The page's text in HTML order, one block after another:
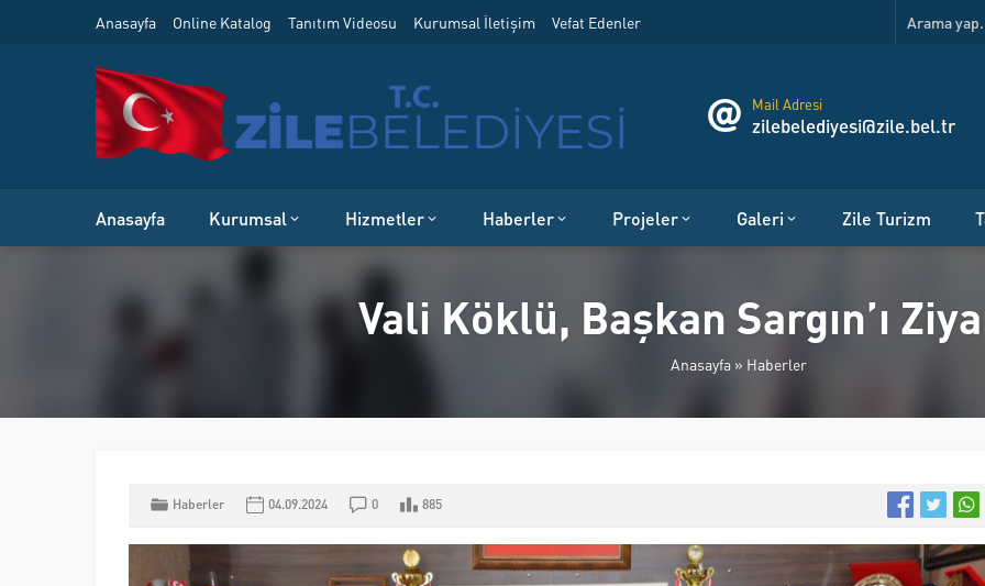
Anasayfa Online Katalog Tanıtım Videosu Kurumsal İletişim Vefat Edenler
Mail Adresi
zilebelediyesi@zile.bel.tr
Anasayfa Kurumsal Hizmetler Haberler Projeler Galeri Zile Turizm
Vali Köklü, Başkan Sargın’ı
Anasayfa » Haberler
Haberler 04.09.2024 0 885